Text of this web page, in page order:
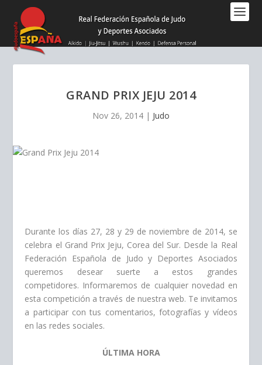
este
sitio
web
GRAND PRIX JEJU 2014
Nov 26, 2014 | Judo
Durante los días 27, 28 y 29 de noviembre de 2014, se
celebra el Grand Prix Jeju, Corea del Sur. Desde la Real
Federación Española de Judo y Deportes Asociados
queremos desear suerte a estos grandes
competidores. Informaremos de cualquier novedad en
esta competición a través de nuestra web. Te invitamos
a participar con tus comentarios, fotografías y vídeos
en las redes sociales.
ÚLTIMA HORA